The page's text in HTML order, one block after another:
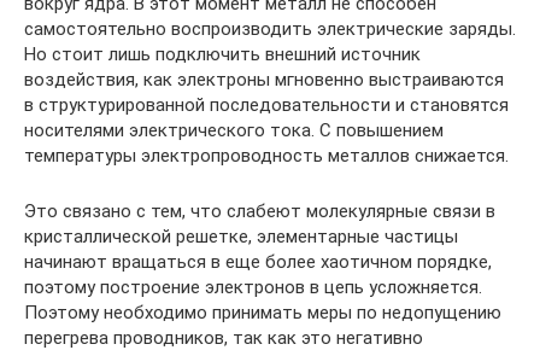
самостоятельно воспроизводить электрические заряды.
Но стоит лишь подключить внешний источник
воздействия, как электроны мгновенно выстраиваются
в структурированной последовательности и становятся
носителями электрического тока. С повышением
температуры электропроводность металлов снижается.
Это связано с тем, что слабеют молекулярные связи в
кристаллической решетке, элементарные частицы
начинают вращаться в еще более хаотичном порядке,
поэтому построение электронов в цепь усложняется.
Поэтому необходимо принимать меры по недопущению
перегрева проводников, так как это негативно